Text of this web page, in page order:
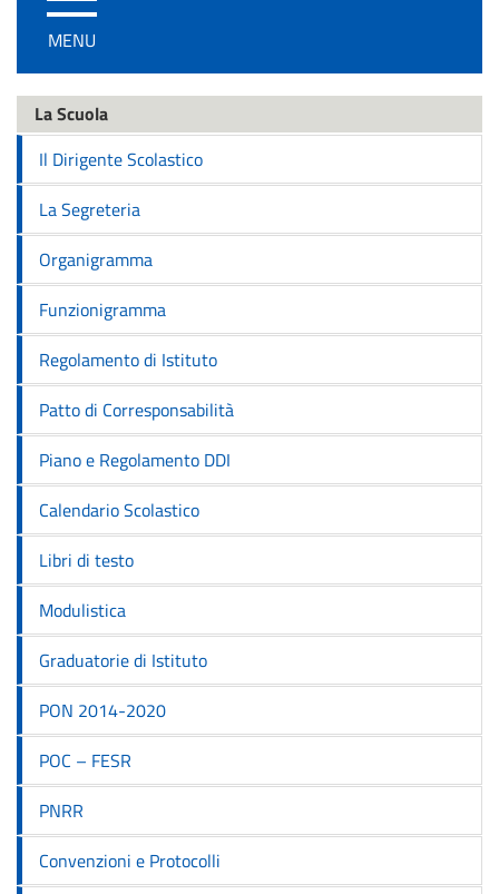
/
disattiva
navigazione
MENU
La Scuola
Il Dirigente Scolastico
La Segreteria
Organigramma
Funzionigramma
Regolamento di Istituto
Patto di Corresponsabilità
Piano e Regolamento DDI
Calendario Scolastico
Libri di testo
Modulistica
Graduatorie di Istituto
PON 2014-2020
POC – FESR
PNRR
Convenzioni e Protocolli